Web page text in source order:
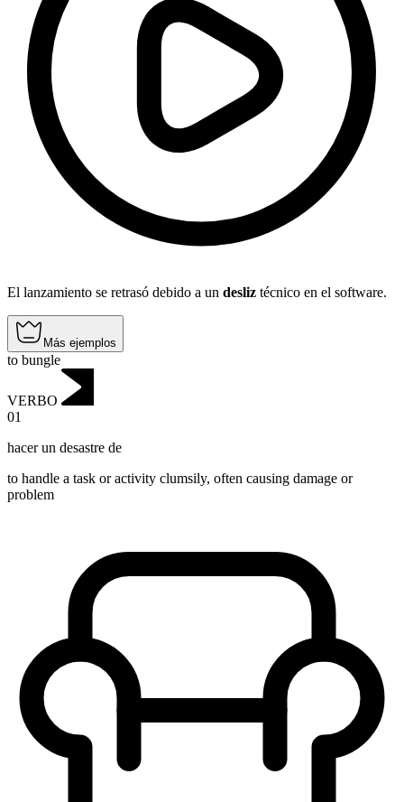
El lanzamiento se retrasó debido a un desliz técnico en el software.
Más ejemplos
to bungle
VERBO
01
hacer un desastre de
to handle a task or activity clumsily, often causing damage or
problem